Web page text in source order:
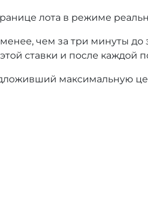
лота в режиме
чем за три минуты
ставки и после каждой
максимальную